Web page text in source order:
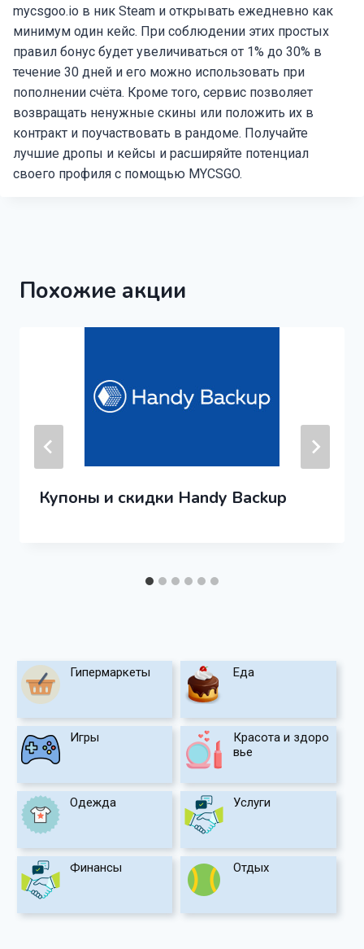
mycsgoo.io в ник Steam и открывать ежедневно как
минимум один кейс. При соблюдении этих простых
правил бонус будет увеличиваться от 1% до 30% в
течение 30 дней и его можно использовать при
пополнении счёта. Кроме того, сервис позволяет
возвращать ненужные скины или положить их в
контракт и поучаствовать в рандоме. Получайте
лучшие дропы и кейсы и расширяйте потенциал
своего профиля с помощью MYCSGO.
Похожие акции
Купоны и скидки Handy Backup
Гипермаркеты Еда
Игры
Красота и здоро
вье
Одежда Услуги
Финансы Отдых